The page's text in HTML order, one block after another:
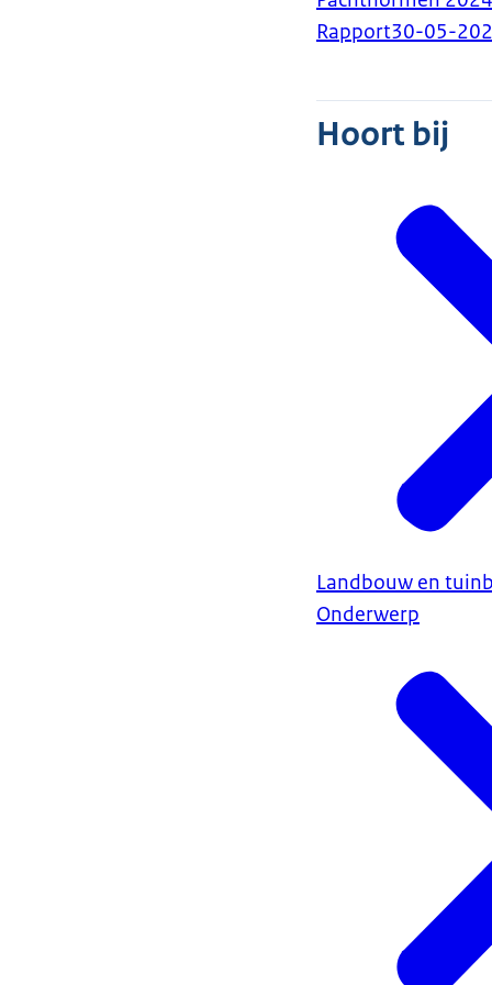
Rapport30-05-
Hoort bij
Landbouw en
Onderwerp